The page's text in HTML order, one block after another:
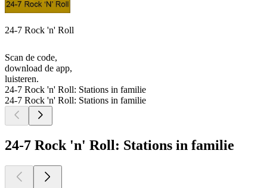
24-7 Rock 'n' Roll
Scan de code,
download de app,
luisteren.
24-7 Rock 'n' Roll: Stations in familie
24-7 Rock 'n' Roll: Stations in familie
24-7 Rock 'n' Roll: Stations in familie